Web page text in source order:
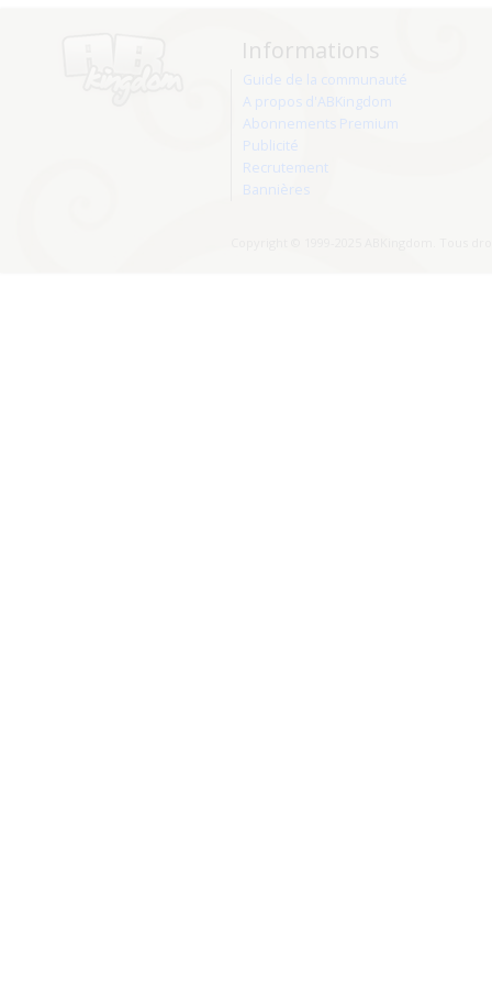
Informations
Guide de la communauté
A propos d'ABKingdom
Abonnements Premium
Publicité
Recrutement
Bannières